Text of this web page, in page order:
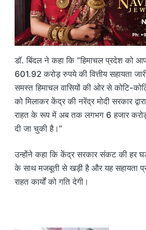
डॉ. बिंदल ने कहा कि “हिमाचल प्रदेश को
601.92 करोड़ रुपये की वित्तीय सहायता
समस्त हिमाचल वासियों की ओर से कोटि-
को मिलाकर केंद्र की नरेंद्र मोदी सरकार
राहत के रूप में अब तक लगभग 6 हजार
दी जा चुकी है।”
उन्होंने कहा कि केंद्र सरकार संकट की हर
के साथ मजबूती से खड़ी है और यह सहायता
राहत कार्यों को गति देगी।